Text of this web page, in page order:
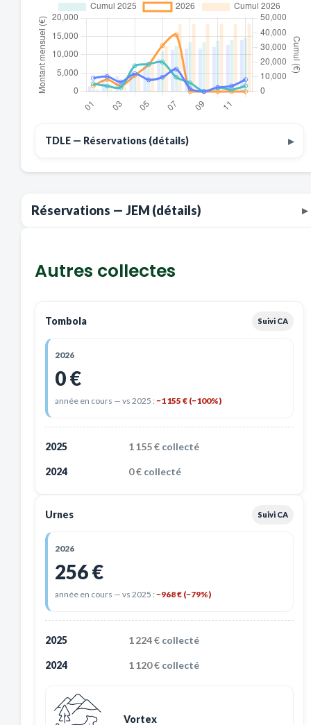
TDLE — Réservations (détails)
Réservations — JEM (détails)
Autres collectes
Tombola Suivi CA
2026
0 €
année en cours — vs 2025 : −1 155 € (−100%)
2025 1 155 € collecté
2024 0 € collecté
Urnes Suivi CA
2026
256 €
année en cours — vs 2025 : −968 € (−79%)
2025 1 224 € collecté
2024 1 120 € collecté
Vortex